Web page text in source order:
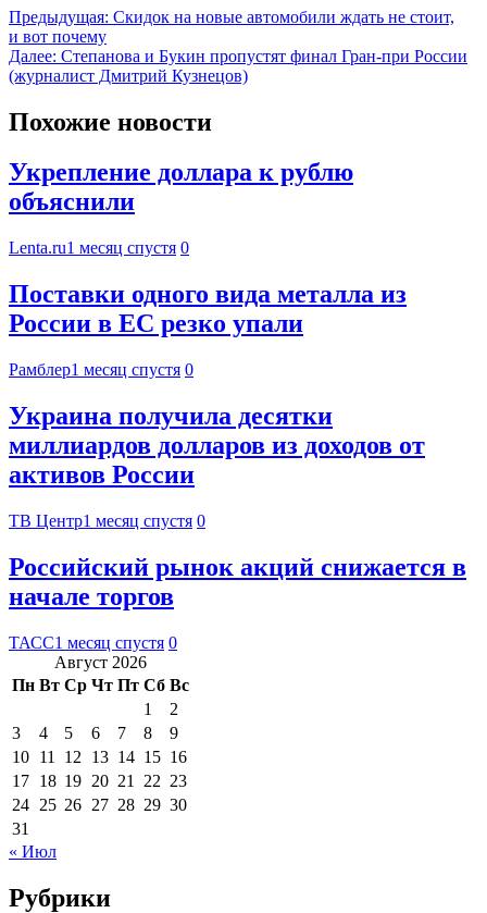
Предыдущая: Скидок на новые автомобили ждать не стоит,
и вот почему
Далее: Степанова и Букин пропустят финал Гран-при России
(журналист Дмитрий Кузнецов)
Похожие новости
Укрепление доллара к рублю
объяснили
Lenta.ru1 месяц спустя 0
Поставки одного вида металла из
России в ЕС резко упали
Рамблер1 месяц спустя 0
Украина получила десятки
миллиардов долларов из доходов от
активов России
ТВ Центр1 месяц спустя 0
Российский рынок акций снижается в
начале торгов
ТАСС1 месяц спустя 0
Август 2026
Пн Вт Ср Чт Пт Сб Вс
1
2
3
4 5 6 7 8
9
10 11 12 13 14 15 16
17 18 19 20 21 22 23
24 25 26 27 28 29 30
31
« Июл
Рубрики